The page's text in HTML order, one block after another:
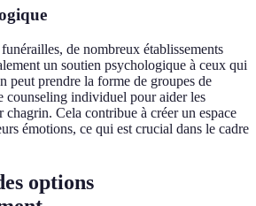
de nombreux établissements
un soutien psychologique à ceux qui
peut prendre la forme de groupes de
counseling individuel pour aider les
chagrin. Cela contribue à créer un espace
émotions, ce qui est crucial dans le cadre
options